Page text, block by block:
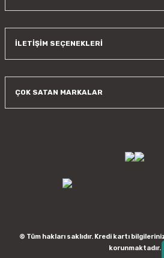
İLETİŞİM SEÇENEKLERİ
ÇOK SATAN MARKALAR
© Tüm hakları saklıdır. Kredi kartı
korunmaktadır.